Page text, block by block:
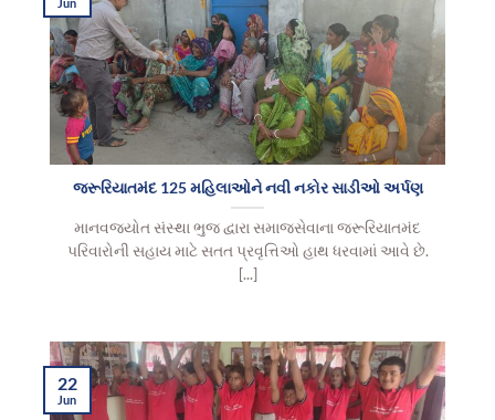
જરૂરિયાતમંદ 125 મહિલાઓને નવી નકોર સાડીઓ અર્પણ
માનવજ્યોત સંસ્થા ભુજ દ્વારા સમાજસેવાના જરૂરિયાતમંદ
પરિવારોની સહાય માટે સતત પ્રવૃત્તિઓ હાથ ધરવામાં આવે છે.
[...]
22
Jun